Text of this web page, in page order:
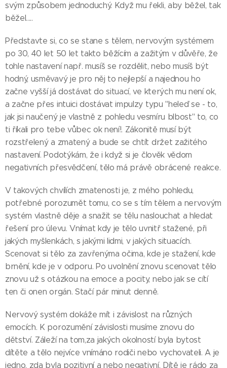
svým způsobem jednoduchý. Když mu řekli, aby běžel, tak
běžel.....
Představte si, co se stane s tělem, nervovým systémem
po 30, 40 let 50 let takto běžícím a zažitým v důvěře, že
tohle nastavení např. musíš se rozdělit, nebo musíš být
hodný, usměvavý je pro něj to nejlepší a najednou ho
začne vyšší já dostávat do situací, ve kterých mu není ok,
a začne přes intuici dostávat impulzy typu "heleď se - to,
jak jsi naučený je vlastně z pohledu vesmíru blbost" to, co
ti říkali pro tebe vůbec ok není!. Zákonitě musí být
rozstřelený a zmatený a bude se chtít držet zažitého
nastavení. Podotýkám, že i když si je člověk vědom
negativních přesvědčení, tělo má právě obrácené reakce.
V takových chvílích zmatenosti je, z mého pohledu,
potřebné porozumět tomu, co se s tím tělem a nervovým
systém vlastně děje a snažit se tělu naslouchat a hledat
řešení pro úlevu. Vnímat kdy je tělo uvnitř stažené, při
jakých myšlenkách, s jakými lidmi, v jakých situacích.
Scenovat si tělo za zavřenýma očima, kde je stažení, kde
brnění, kde je v odporu. Po uvolnění znovu scenovat tělo
znovu už s otázkou na emoce a pocity, nebo jak se cítí
ten či onen orgán. Stačí pár minut denně.
Nervový systém dokáže mít i závislost na různých
emocích. K porozumění závislosti musíme znovu do
dětství. Záleží na tom,za jakých okolností byla bytost
dítěte a tělo nejvíce vnímáno rodiči nebo vychovateli. A je
jedno, zda byla pozitivní a nebo negativní. Dítě je rádo za